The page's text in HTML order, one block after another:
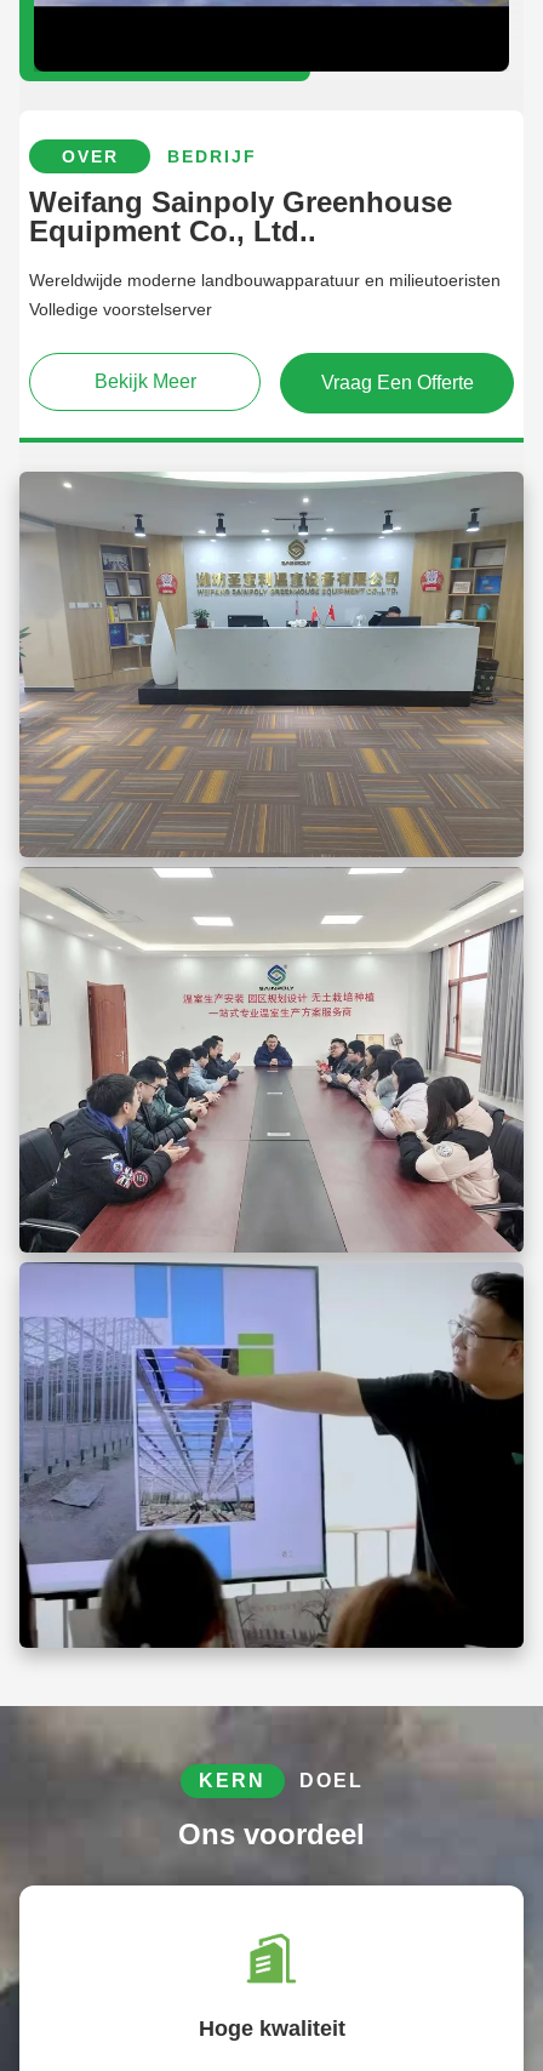
OVER BEDRIJF
Weifang Sainpoly Greenhouse
Equipment Co., Ltd..
Wereldwijde moderne landbouwapparatuur en milieutoeristen
Volledige voorstelserver
Bekijk Meer Vraag Een Offerte
KERN DOEL
Ons voordeel
Hoge kwaliteit